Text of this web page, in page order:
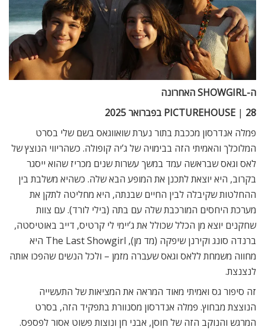
ה-SHOWGIRLהאחרונה
PICTUREHOUSE | 28 בפברואר 2025
פמלה אנדרסון מככבת בתור נערת שואווגאס בשם שלי בסרט
המלוכלך והאמיתי הזה בבימויה של ג’יה קופולה. כשהריווי הנוצץ של
לאס וגאס שבראשה עמד במשך עשרות שנים מכריז שהוא ייסגר
בקרוב, היא יוצאת לתכנן את המופע הבא שלה. כשהיא משלבת בין
ההחלטות שקיבלה לבין החיים שבנתה, היא מחליטה לתקן את
מערכת היחסים המורכבת שלה עם בתה (בילי לורד). עם צוות
שחקנים יוצא מן הכלל שכולל את ג’יימי לי קרטיס, דייב באוטיסטה,
ברנדה סונג וקירנן שיפקה (מד מן), The Last Showgirl היא
מחווה משמחת ללאס וגאס שעברה מזמן – ולכל הנשים שהפכו אותה
לנצנצת.
זה סיפור גס ואמיתי מאוד המראה את המציאות של התעשייה
הנוצצת מבחוץ. פמלה אנדרסון מסנוורת בתפקיד הזה, בסרט
המרגש והנוקב הזה של חוסן, אבני חן ונוצות פשוט אסור לפספס.